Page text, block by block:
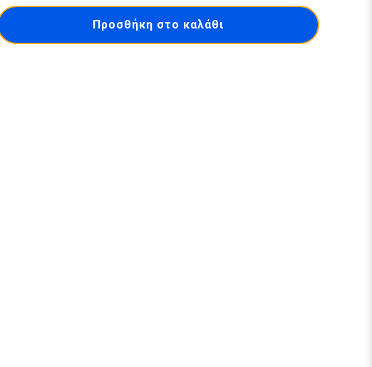
Προσθήκη στο καλάθι